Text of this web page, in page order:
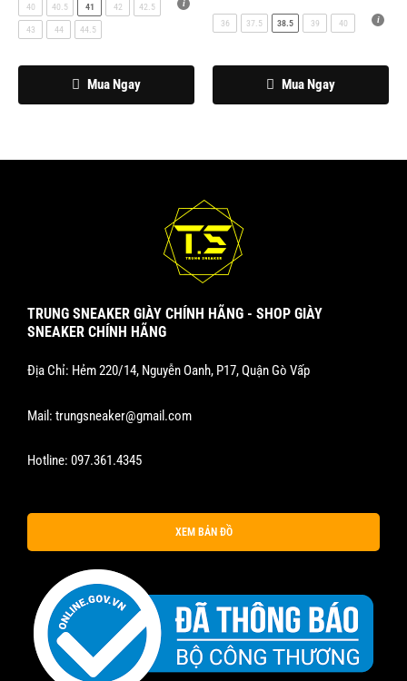
Mua Ngay
có
thể
chọn
phẩm
40 40.5 41 42 42.5
43 44 44.5
Mua Ngay
thể
chọn
phẩm
36 37.5 38.5 39 40
TRUNG SNEAKER GIÀY CHÍNH HÃNG - SHOP GIÀY
SNEAKER CHÍNH HÃNG
Địa Chỉ: Hẻm 220/14, Nguyễn Oanh, P17, Quận Gò Vấp
Mail: trungsneaker@gmail.com
Hotline: 097.361.4345
XEM BẢN ĐỒ